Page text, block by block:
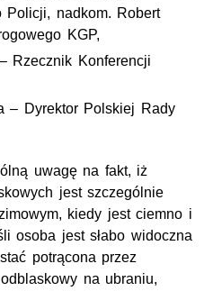
Policji, nadkom. Robert
KGP,
Rzecznik Konferencji
– Dyrektor Polskiej Rady
uwagę na fakt, iż
jest szczególnie
kiedy jest ciemno i
osoba jest słabo widoczna
potrącona przez
na ubraniu,